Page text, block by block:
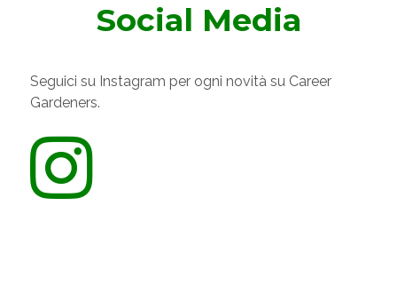
Social Media
Seguici su Instagram per ogni novità su Career
Gardeners.